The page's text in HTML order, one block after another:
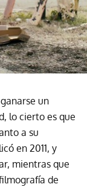
un
lo cierto es que
a su
en 2011, y
mientras que
de